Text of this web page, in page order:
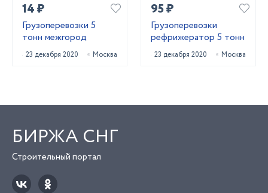
14 ₽
Грузоперевозки 5
тонн межгород
23 декабря 2020 Москва
95 ₽
Грузоперевозки
рефрижератор 5 тонн
23 декабря 2020 Москва
БИРЖА СНГ
Строительный портал